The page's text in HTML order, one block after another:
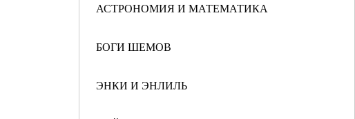
АСТРОНОМИЯ И МАТЕМАТИКА
БОГИ ШЕМОВ
ЭНКИ И ЭНЛИЛЬ